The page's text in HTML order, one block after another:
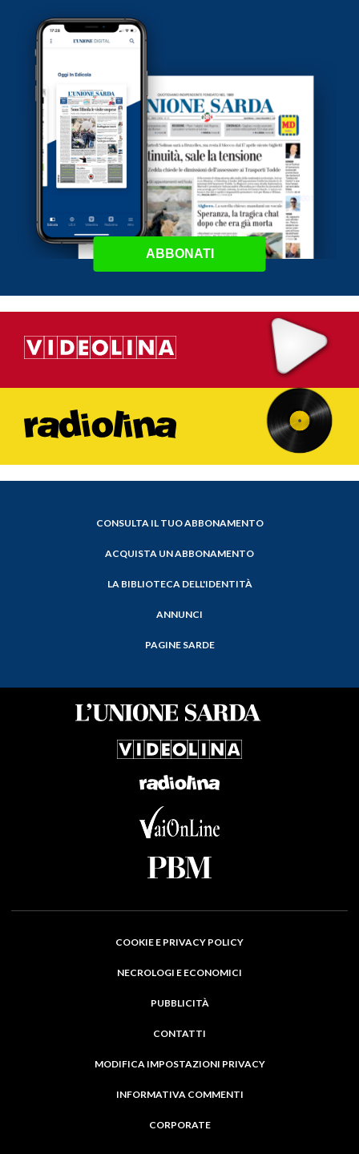
ABBONATI
CONSULTA IL TUO ABBONAMENTO
ACQUISTA UN ABBONAMENTO
LA BIBLIOTECA DELL'IDENTITÀ
ANNUNCI
PAGINE SARDE
COOKIE E PRIVACY POLICY
NECROLOGI E ECONOMICI
PUBBLICITÀ
CONTATTI
MODIFICA IMPOSTAZIONI PRIVACY
INFORMATIVA COMMENTI
CORPORATE